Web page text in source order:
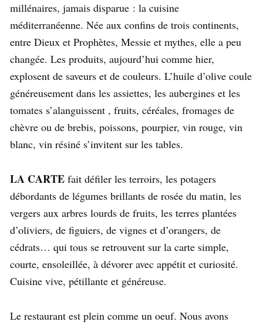
millénaires, jamais disparue : la cuisine
méditerranéenne. Née aux confins de trois continents,
entre Dieux et Prophètes, Messie et mythes, elle a peu
changée. Les produits, aujourd’hui comme hier,
explosent de saveurs et de couleurs. L’huile d’olive coule
généreusement dans les assiettes, les aubergines et les
tomates s’alanguissent , fruits, céréales, fromages de
chèvre ou de brebis, poissons, pourpier, vin rouge, vin
blanc, vin résiné s’invitent sur les tables.
LA CARTE fait défiler les terroirs, les potagers
débordants de légumes brillants de rosée du matin, les
vergers aux arbres lourds de fruits, les terres plantées
d’oliviers, de figuiers, de vignes et d’orangers, de
cédrats… qui tous se retrouvent sur la carte simple,
courte, ensoleillée, à dévorer avec appétit et curiosité.
Cuisine vive, pétillante et généreuse.
Le restaurant est plein comme un oeuf. Nous avons